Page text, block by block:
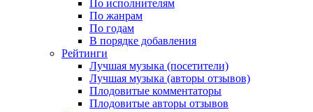
По исполнителям
По жанрам
По годам
В порядке добавления
Рейтинги
Лучшая музыка (посетители)
Лучшая музыка (авторы отзывов)
Плодовитые комментаторы
Плодовитые авторы отзывов